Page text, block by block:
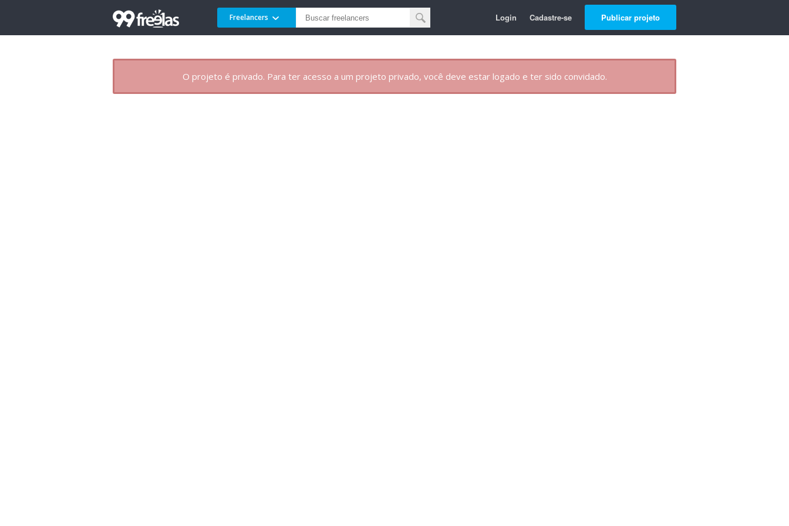
Freelancers Login Cadastre-se Publicar projeto
O projeto é privado. Para ter acesso a um projeto privado, você deve estar logado e ter sido convidado.